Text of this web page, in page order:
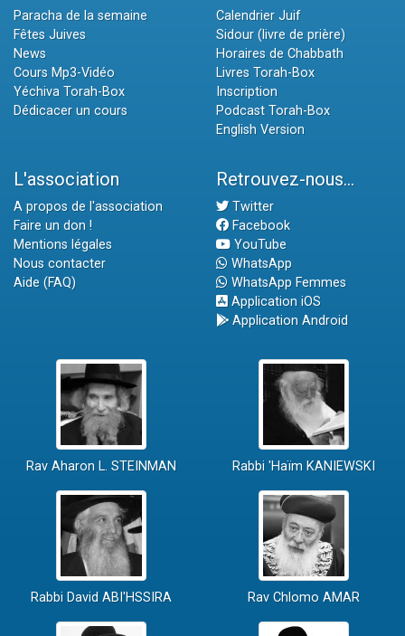
Paracha de la semaine
Fêtes Juives
News
Cours Mp3-Vidéo
Yéchiva Torah-Box
Dédicacer un cours
Calendrier Juif
Sidour (livre de prière)
Horaires de Chabbath
Livres Torah-Box
Inscription
Podcast Torah-Box
English Version
L'association
A propos de l'association
Faire un don !
Mentions légales
Nous contacter
Aide (FAQ)
Retrouvez-nous...
Twitter
Facebook
YouTube
WhatsApp
WhatsApp Femmes
Application iOS
Application Android
Rav Aharon L. STEINMAN Rabbi 'Haïm KANIEWSKI
Rabbi David ABI'HSSIRA Rav Chlomo AMAR